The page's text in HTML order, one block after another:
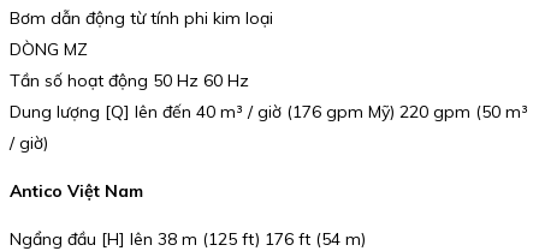
Bơm dẫn động từ tính phi kim loại
DÒNG MZ
Tần số hoạt động 50 Hz 60 Hz
Dung lượng [Q] lên đến 40 m³ / giờ (176 gpm Mỹ) 220 gpm (50 m³
/ giờ)
Antico Việt Nam
Ngẩng đầu [H] lên 38 m (125 ft) 176 ft (54 m)